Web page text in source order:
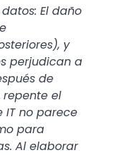
El daño
y
perjudican a
de
repente el
no parece
para
Al elaborar